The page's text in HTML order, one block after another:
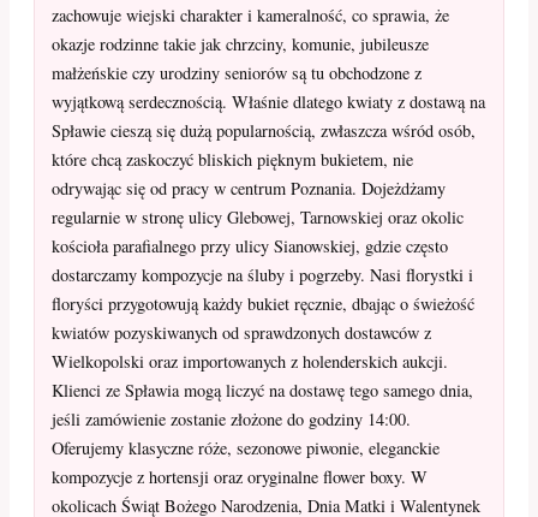
zachowuje wiejski charakter i kameralność, co sprawia, że
okazje rodzinne takie jak chrzciny, komunie, jubileusze
małżeńskie czy urodziny seniorów są tu obchodzone z
wyjątkową serdecznością. Właśnie dlatego kwiaty z dostawą na
Spławie cieszą się dużą popularnością, zwłaszcza wśród osób,
które chcą zaskoczyć bliskich pięknym bukietem, nie
odrywając się od pracy w centrum Poznania. Dojeżdżamy
regularnie w stronę ulicy Glebowej, Tarnowskiej oraz okolic
kościoła parafialnego przy ulicy Sianowskiej, gdzie często
dostarczamy kompozycje na śluby i pogrzeby. Nasi florystki i
floryści przygotowują każdy bukiet ręcznie, dbając o świeżość
kwiatów pozyskiwanych od sprawdzonych dostawców z
Wielkopolski oraz importowanych z holenderskich aukcji.
Klienci ze Spławia mogą liczyć na dostawę tego samego dnia,
jeśli zamówienie zostanie złożone do godziny 14:00.
Oferujemy klasyczne róże, sezonowe piwonie, eleganckie
kompozycje z hortensji oraz oryginalne flower boxy. W
okolicach Świąt Bożego Narodzenia, Dnia Matki i Walentynek